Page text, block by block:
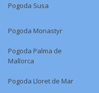
Pogoda Susa
Pogoda Monastyr
Pogoda Palma de
Mallorca
Pogoda Lloret de Mar